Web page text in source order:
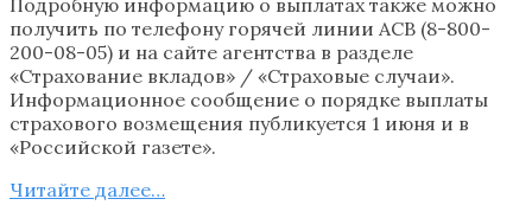
получить по телефону горячей линии АСВ (8-800-
200-08-05) и на сайте агентства в разделе
«Страхование вкладов» / «Страховые случаи».
Информационное сообщение о порядке выплаты
страхового возмещения публикуется 1 июня и в
«Российской газете».
Читайте далее…